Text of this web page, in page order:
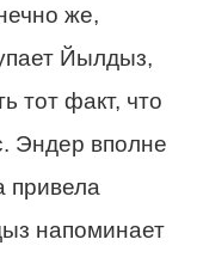
же,
Йылдыз,
тот факт, что
Эндер вполне
привела
напоминает